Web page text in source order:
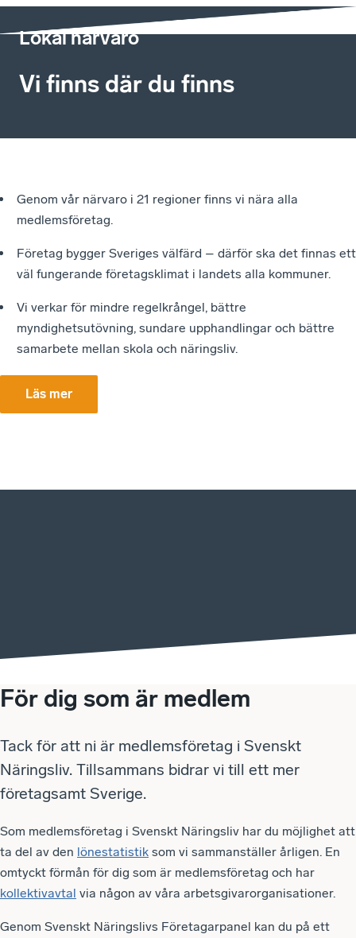
Lokal närvaro
Vi finns där du finns
Genom vår närvaro i 21 regioner finns vi nära alla
medlemsföretag.
Företag bygger Sveriges välfärd – därför ska det finnas ett
väl fungerande företagsklimat i landets alla kommuner.
Vi verkar för mindre regelkrångel, bättre
myndighetsutövning, sundare upphandlingar och bättre
samarbete mellan skola och näringsliv.
Läs mer
För dig som är medlem
Tack för att ni är medlemsföretag i Svenskt
Näringsliv. Tillsammans bidrar vi till ett mer
företagsamt Sverige.
Som medlemsföretag i Svenskt Näringsliv har du möjlighet att
ta del av den lönestatistik som vi sammanställer årligen. En
omtyckt förmån för dig som är medlemsföretag och har
kollektivavtal via någon av våra arbetsgivarorganisationer.
Genom Svenskt Näringslivs Företagarpanel kan du på ett